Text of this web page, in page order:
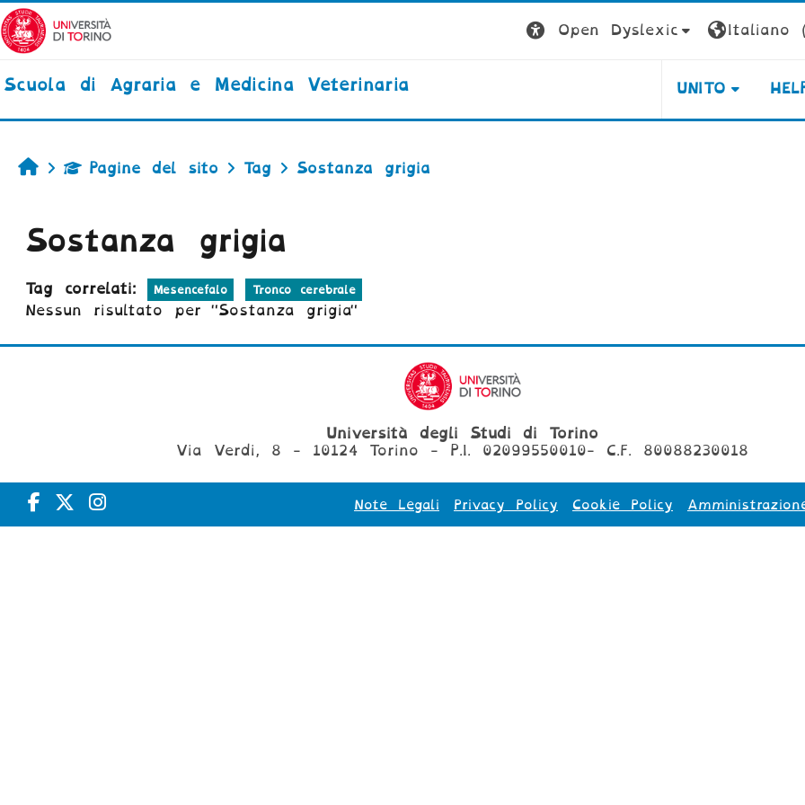
Vai al contenuto principale
Open Dyslexic Italiano
Scuola di Agraria e Medicina Veterinaria UNITO
HomePagine del sito Tag Sostanza grigia
Sostanza grigia
Tag correlati: Mesencefalo Tronco cerebrale
Nessun risultato per "Sostanza grigia"
Università degli Studi di Torino
Via Verdi, 8 - 10124 Torino - P.I. 02099550010- C.F. 80088230018
Note Legali Privacy Policy Cookie Policy